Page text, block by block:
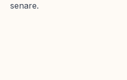
senare.